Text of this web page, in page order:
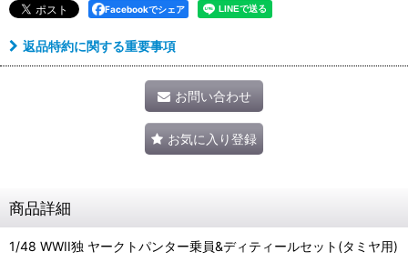
Facebookでシェア
返品特約に関する重要事項
お問い合わせ
お気に入り登録
商品詳細
1/48 WWII独 ヤークトパンター乗員&ディティールセット(タミヤ用)